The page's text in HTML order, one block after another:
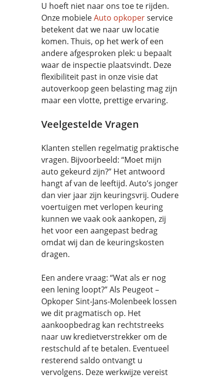
U hoeft niet naar ons toe te rijden.
Onze mobieleAuto opkoperservice
betekent dat we naar uw locatie
komen. Thuis, op het werk of een
andere afgesproken plek: u bepaalt
waar de inspectie plaatsvindt. Deze
flexibiliteit past in onze visie dat
autoverkoop geen belasting mag zijn
maar een vlotte, prettige ervaring.
Veelgestelde Vragen
Klanten stellen regelmatig praktische
vragen. Bijvoorbeeld: “Moet mijn
auto gekeurd zijn?” Het antwoord
hangt af van de leeftijd. Auto’s jonger
dan vier jaar zijn keuringsvrij. Oudere
voertuigen met verlopen keuring
kunnen we vaak ook aankopen, zij
het voor een aangepast bedrag
omdat wij dan de keuringskosten
dragen.
Een andere vraag: “Wat als er nog
een lening loopt?” Als Peugeot –
Opkoper Sint-Jans-Molenbeek lossen
we dit pragmatisch op. Het
aankoopbedrag kan rechtstreeks
naar uw kredietverstrekker om de
restschuld af te betalen. Eventueel
resterend saldo ontvangt u
vervolgens. Deze werkwijze vereist